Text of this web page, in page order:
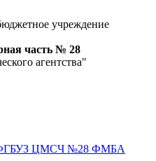
учреждение
часть № 28
агентства"
ФГБУЗ ЦМСЧ №28 ФМБА